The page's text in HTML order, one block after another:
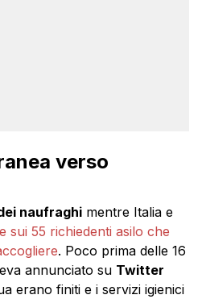
verso
naufraghi mentre Italia e
sui 55 richiedenti asilo che
. Poco prima delle 16
annunciato su Twitter
erano finiti e i servizi igienici